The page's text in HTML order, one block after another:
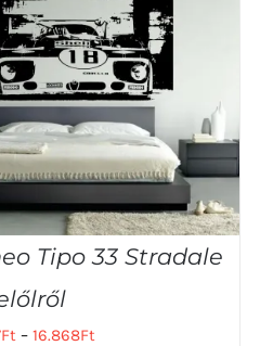
Tipo 33 Stradale
Ft– 16.868Ft